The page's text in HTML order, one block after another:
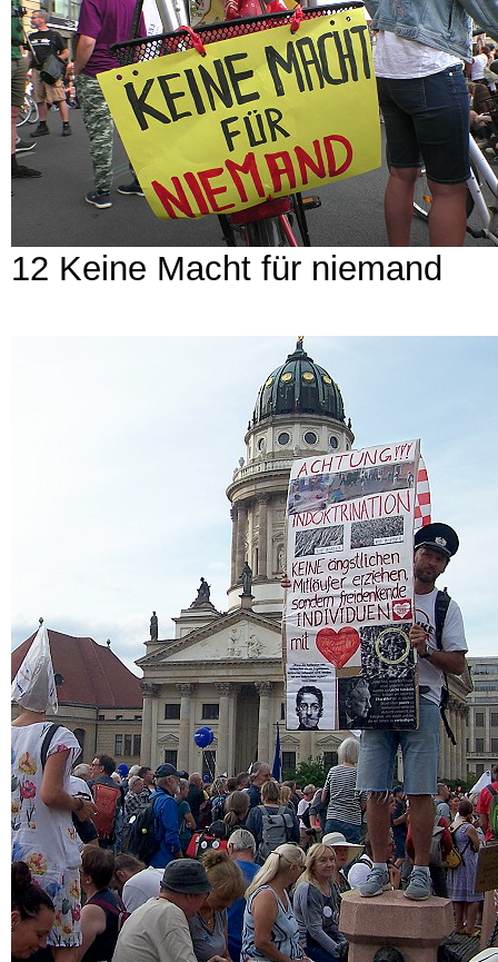
12 Keine Macht für niemand